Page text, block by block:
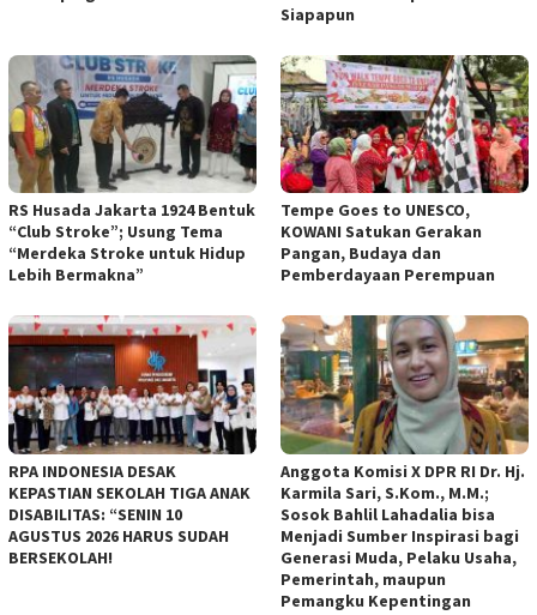
Siapapun
RS Husada Jakarta 1924 Bentuk
“Club Stroke”; Usung Tema
“Merdeka Stroke untuk Hidup
Lebih Bermakna”
Tempe Goes to UNESCO,
KOWANI Satukan Gerakan
Pangan, Budaya dan
Pemberdayaan Perempuan
RPA INDONESIA DESAK
KEPASTIAN SEKOLAH TIGA ANAK
DISABILITAS: “SENIN 10
AGUSTUS 2026 HARUS SUDAH
BERSEKOLAH!
Anggota Komisi X DPR RI Dr. Hj.
Karmila Sari, S.Kom., M.M.;
Sosok Bahlil Lahadalia bisa
Menjadi Sumber Inspirasi bagi
Generasi Muda, Pelaku Usaha,
Pemerintah, maupun
Pemangku Kepentingan